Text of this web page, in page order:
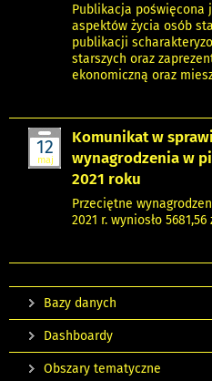
Publikacja poświęcona
aspektów życia osób
publikacji
starszych oraz
ekonomiczną oraz
12
maj
Komunikat w
wynagrodzenia w
2021 roku
Przeciętne
2021 r. wyniosło 5681,56
Bazy danych
Dashboardy
Obszary tematyczne